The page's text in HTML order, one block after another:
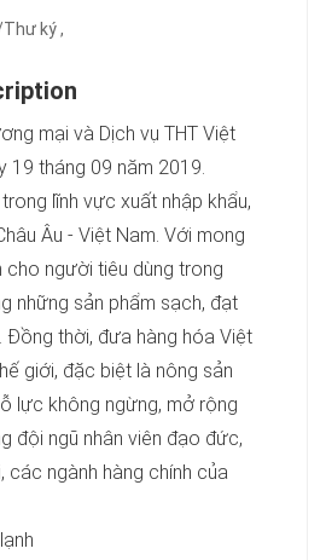
ký ,
mại và Dịch vụ THT Việt
19 tháng 09 năm 2019.
lĩnh vực xuất nhập khẩu,
Âu - Việt Nam. Với mong
cho người tiêu dùng trong
những sản phẩm sạch, đạt
Đồng thời, đưa hàng hóa Việt
giới, đặc biệt là nông sản
lực không ngừng, mở rộng
đội ngũ nhân viên đạo đức,
các ngành hàng chính của